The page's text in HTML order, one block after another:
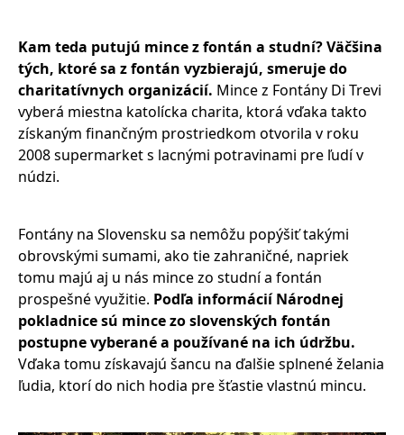
Kam teda putujú mince z fontán a studní? Väčšina
tých, ktoré sa z fontán vyzbierajú, smeruje do
charitatívnych organizácií. Mince z Fontány Di Trevi
vyberá miestna katolícka charita, ktorá vďaka takto
získaným finančným prostriedkom otvorila v roku
2008 supermarket s lacnými potravinami pre ľudí v
núdzi.
Fontány na Slovensku sa nemôžu popýšiť takými
obrovskými sumami, ako tie zahraničné, napriek
tomu majú aj u nás mince zo studní a fontán
prospešné využitie. Podľa informácií Národnej
pokladnice sú mince zo slovenských fontán
postupne vyberané a používané na ich údržbu.
Vďaka tomu získavajú šancu na ďalšie splnené želania
ľudia, ktorí do nich hodia pre šťastie vlastnú mincu.